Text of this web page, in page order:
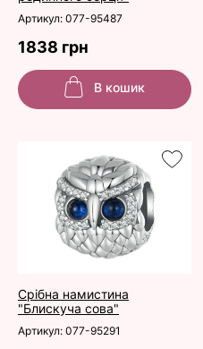
Артикул: 077-95487
1838 грн
В кошик
Срібна намистина
"Блискуча сова"
Артикул: 077-95291